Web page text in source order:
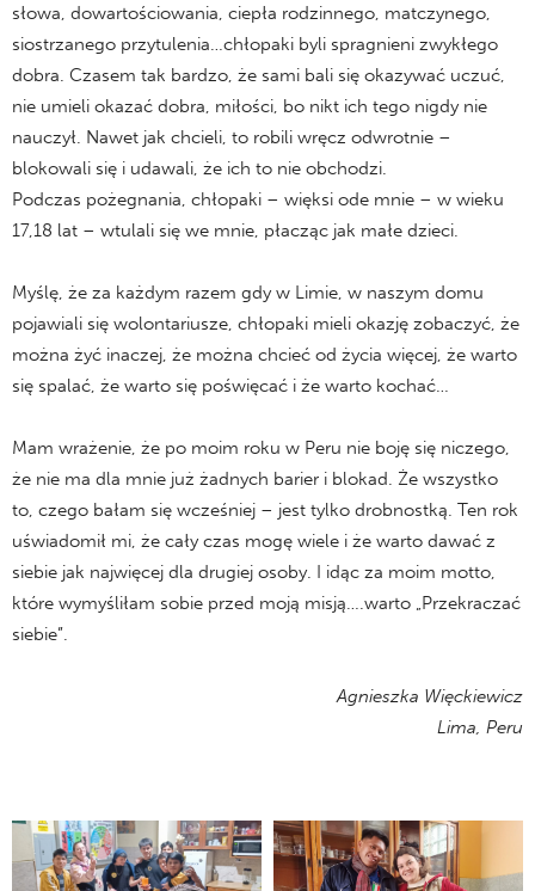
słowa, dowartościowania, ciepła rodzinnego, matczynego,
siostrzanego przytulenia…chłopaki byli spragnieni zwykłego
dobra. Czasem tak bardzo, że sami bali się okazywać uczuć,
nie umieli okazać dobra, miłości, bo nikt ich tego nigdy nie
nauczył. Nawet jak chcieli, to robili wręcz odwrotnie –
blokowali się i udawali, że ich to nie obchodzi.
Podczas pożegnania, chłopaki – więksi ode mnie – w wieku
17,18 lat – wtulali się we mnie, płacząc jak małe dzieci.
Myślę, że za każdym razem gdy w Limie, w naszym domu
pojawiali się wolontariusze, chłopaki mieli okazję zobaczyć, że
można żyć inaczej, że można chcieć od życia więcej, że warto
się spalać, że warto się poświęcać i że warto kochać…
Mam wrażenie, że po moim roku w Peru nie boję się niczego,
że nie ma dla mnie już żadnych barier i blokad. Że wszystko
to, czego bałam się wcześniej – jest tylko drobnostką. Ten rok
uświadomił mi, że cały czas mogę wiele i że warto dawać z
siebie jak najwięcej dla drugiej osoby. I idąc za moim motto,
które wymyśliłam sobie przed moją misją….warto „Przekraczać
siebie”.
Agnieszka Więckiewicz
Lima, Peru